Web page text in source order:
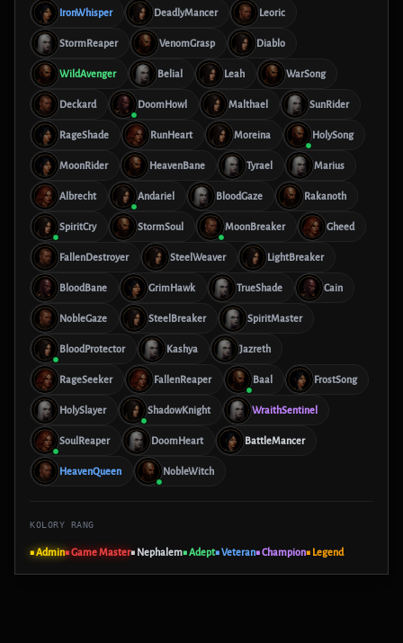
IronWhisper DeadlyMancer Leoric
StormReaper VenomGrasp Diablo
WildAvenger Belial Leah WarSong
Deckard DoomHowl Malthael SunRider
RageShade RunHeart Moreina HolySong
MoonRider HeavenBane Tyrael Marius
Albrecht Andariel BloodGaze Rakanoth
SpiritCry StormSoul MoonBreaker Gheed
FallenDestroyer SteelWeaver LightBreaker
BloodBane GrimHawk TrueShade Cain
NobleGaze SteelBreaker SpiritMaster
BloodProtector Kashya Jazreth
RageSeeker FallenReaper Baal FrostSong
HolySlayer ShadowKnight WraithSentinel
SoulReaper DoomHeart BattleMancer
HeavenQueen NobleWitch
KOLORY RANG
■ Admin■ Game Master■ Nephalem■ Adept■ Veteran■ Champion■ Legend